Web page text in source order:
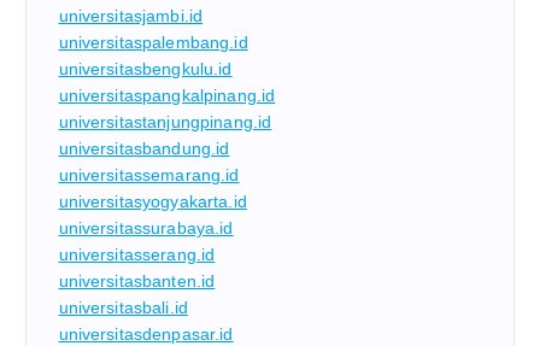
universitasjambi.id
universitaspalembang.id
universitasbengkulu.id
universitaspangkalpinang.id
universitastanjungpinang.id
universitasbandung.id
universitassemarang.id
universitasyogyakarta.id
universitassurabaya.id
universitasserang.id
universitasbanten.id
universitasbali.id
universitasdenpasar.id